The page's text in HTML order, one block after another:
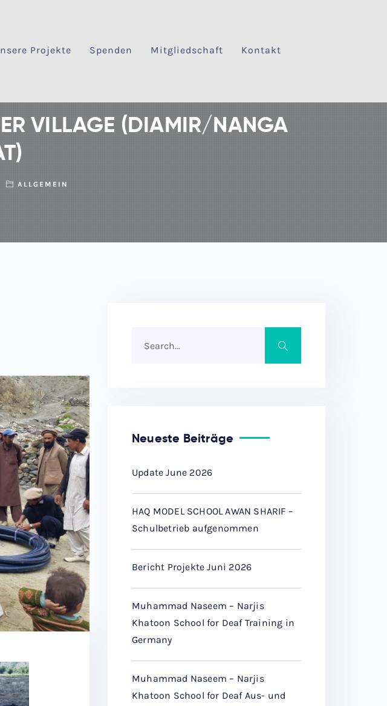
Projekte Spenden Mitgliedschaft Kontakt
VILLAGE (DIAMIR/NANGA
ALLGEMEIN
Neueste Beiträge
Update June 2026
HAQ MODEL SCHOOL AWAN SHARIF –
Schulbetrieb aufgenommen
Bericht Projekte Juni 2026
Muhammad Naseem – Narjis
Khatoon School for Deaf Training in
Germany
Muhammad Naseem – Narjis
Khatoon School for Deaf Aus- und